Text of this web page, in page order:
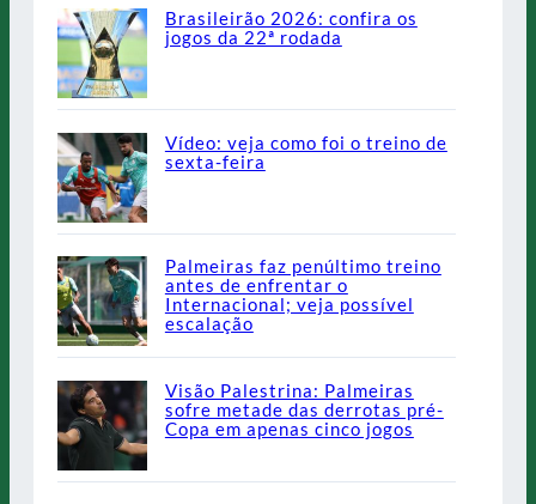
Brasileirão 2026: confira os
jogos da 22ª rodada
Vídeo: veja como foi o treino de
sexta-feira
Palmeiras faz penúltimo treino
antes de enfrentar o
Internacional; veja possível
escalação
Visão Palestrina: Palmeiras
sofre metade das derrotas pré-
Copa em apenas cinco jogos